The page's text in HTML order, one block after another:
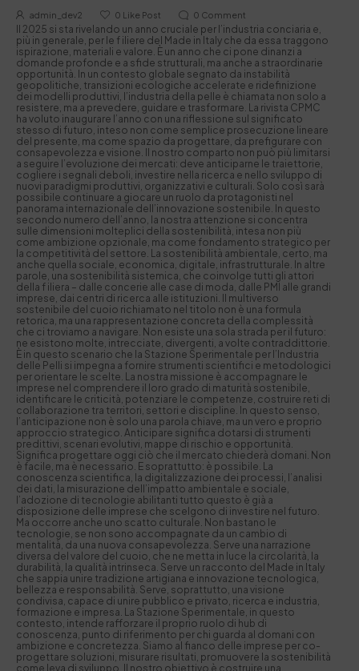
admin_dev2 0 Like Post 0 Comment
Il 2025 si sta rivelando un anno cruciale per l’industria conciaria e,
più in generale, per le f iliere del Made in Italy che da essa traggono
ispirazione, materiali e valore. È un anno che ci pone dinanzi a
domande profonde e a sfide strutturali, ma anche a straordinarie
opportunità. In un contesto globale segnato da instabilità
geopolitiche, transizioni ecologiche accelerate e ridefinizione
dei modelli produttivi, l’industria della pelle è chiamata non solo a
resistere, ma a prevedere, guidare e trasformare. La rivista CPMC
ha voluto inaugurare l’anno con una riflessione sul significato
stesso di futuro, inteso non come semplice prosecuzione lineare
del presente, ma come spazio da progettare, da prefigurare con
consapevolezza e visione. Il nostro comparto non può più limitarsi
a seguire l’evoluzione dei mercati: deve anticiparne le traiettorie,
cogliere i segnali deboli, investire nella ricerca e nello sviluppo di
nuovi paradigmi produttivi, organizzativi e culturali. Solo così sarà
possibile continuare a giocare un ruolo da protagonisti nel
panorama internazionale dell’innovazione sostenibile. In questo
secondo numero dell’anno, la nostra attenzione si concentra
sulle dimensioni molteplici della sostenibilità, intesa non più
come ambizione opzionale, ma come fondamento strategico per
la competitività del settore. La sostenibilità ambientale, certo, ma
anche quella sociale, economica, digitale, infrastrutturale. In altre
parole, una sostenibilità sistemica, che coinvolge tutti gli attori
della f iliera – dalle concerie alle case di moda, dalle PMI alle grandi
imprese, dai centri di ricerca alle istituzioni. Il multiverso
sostenibile del cuoio richiamato nel titolo non è una formula
retorica, ma una rappresentazione concreta della complessità
che ci troviamo a navigare. Non esiste una sola strada per il futuro:
ne esistono molte, intrecciate, divergenti, a volte contraddittorie.
È in questo scenario che la Stazione Sperimentale per l’Industria
delle Pelli si impegna a fornire strumenti scientifici e metodologici
per orientare le scelte. La nostra missione è accompagnare le
imprese nel comprendere il loro grado di maturità sostenibile,
identificare le criticità, potenziare le competenze, costruire reti di
collaborazione tra territori, settori e discipline. In questo senso,
l’anticipazione non è solo una parola chiave, ma un vero e proprio
approccio strategico. Anticipare significa dotarsi di strumenti
predittivi, scenari evolutivi, mappe di rischio e opportunità.
Significa progettare oggi ciò che il mercato chiederà domani. Non
è facile, ma è necessario. E soprattutto: è possibile. La
conoscenza scientifica, la digitalizzazione dei processi, l’analisi
dei dati, la misurazione dell’impatto ambientale e sociale,
l’adozione di tecnologie abilitanti tutto questo è già a
disposizione delle imprese che scelgono di investire nel futuro.
Ma occorre anche uno scatto culturale. Non bastano le
tecnologie, se non sono accompagnate da un cambio di
mentalità, da una nuova consapevolezza. Serve una narrazione
diversa del valore del cuoio, che ne metta in luce la circolarità, la
durabilità, la qualità intrinseca. Serve un racconto del Made in Italy
che sappia unire tradizione artigiana e innovazione tecnologica,
bellezza e responsabilità. Serve, soprattutto, una visione
condivisa, capace di unire pubblico e privato, ricerca e industria,
formazione e impresa. La Stazione Sperimentale, in questo
contesto, intende rafforzare il proprio ruolo di hub di
conoscenza, punto di riferimento per chi guarda al domani con
ambizione e concretezza. Siamo al fianco delle imprese per co-
progettare soluzioni, misurare risultati, promuovere la sostenibilità
come leva di sviluppo. Il nostro obiettivo è costruire una